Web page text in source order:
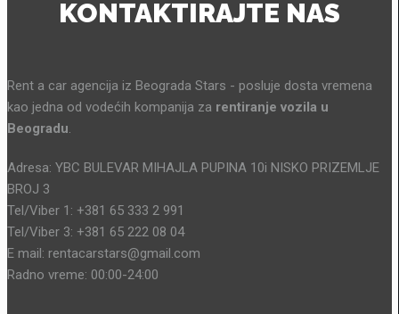
KONTAKTIRAJTE NAS
Rent a car agencija iz Beograda Stars - posluje dosta vremena
kao jedna od vodećih kompanija za rentiranje vozila u
Beogradu.
Adresa: YBC BULEVAR MIHAJLA PUPINA 10i NISKO PRIZEMLJE
BROJ 3
Tel/Viber 1: +381 65 333 2 991
Tel/Viber 3: +381 65 222 08 04
E mail: rentacarstars@gmail.com
Radno vreme: 00:00-24:00